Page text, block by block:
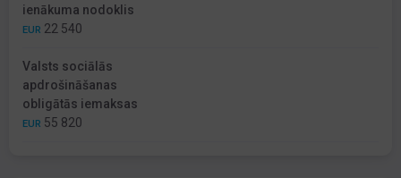
ienākuma nodoklis
EUR 22 540
Valsts sociālās
apdrošināšanas
obligātās iemaksas
EUR 55 820